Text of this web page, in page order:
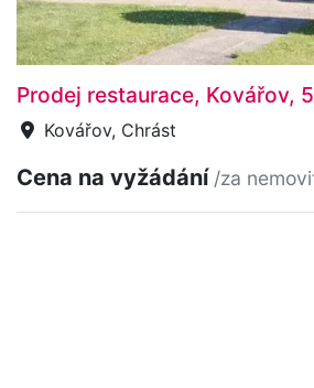
Prodej restaurace, Kovářov,
Kovářov, Chrást
Cena na vyžádání /za